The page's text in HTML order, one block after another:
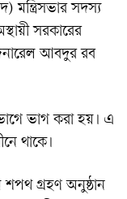
সদস্য
সরকারের
আবদুর রব
ভাগ করা হয়। এ
থাকে।
শপথ গ্রহণ অনুষ্ঠান